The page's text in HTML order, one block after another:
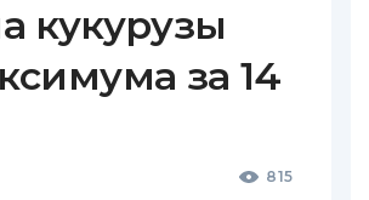
кукурузы
за 14
815